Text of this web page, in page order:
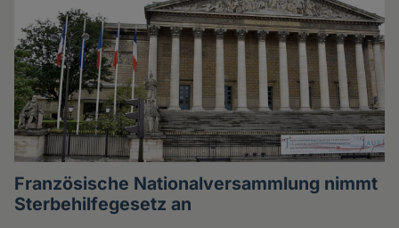
Französische Nationalversammlung nimmt
Sterbehilfegesetz an